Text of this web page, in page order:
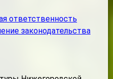
ответственность
законодательства